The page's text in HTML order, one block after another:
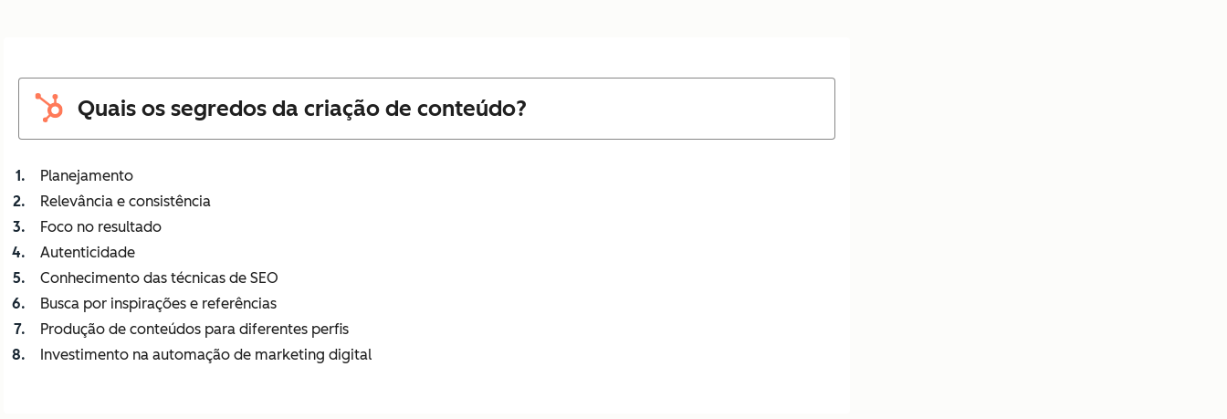
Quais os segredos da criação de conteúdo?
Planejamento
Relevância e consistência
Foco no resultado
Autenticidade
Conhecimento das técnicas de SEO
Busca por inspirações e referências
Produção de conteúdos para diferentes perfis
Investimento na automação de marketing digital